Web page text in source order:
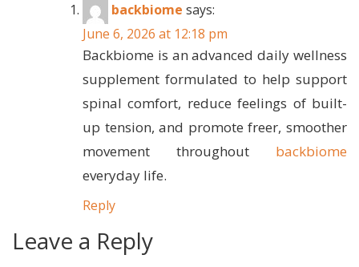
backbiome says:
June 6, 2026 at 12:18 pm
Backbiome is an advanced daily wellness
supplement formulated to help support
spinal comfort, reduce feelings of built-
up tension, and promote freer, smoother
movement throughout backbiome
everyday life.
Reply
Leave a Reply